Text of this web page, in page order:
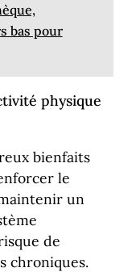
bas pour
physique
bienfaits
le
un
de
chroniques.